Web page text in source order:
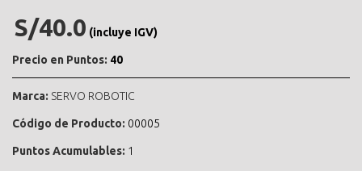
S/40.0 (incluye IGV)
Precio en Puntos: 40
Marca: SERVO ROBOTIC
Código de Producto: 00005
Puntos Acumulables: 1